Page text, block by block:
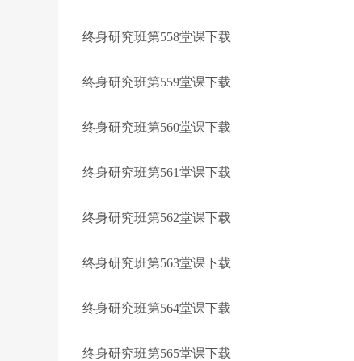
终身研究班第558堂课下载
终身研究班第559堂课下载
终身研究班第560堂课下载
终身研究班第561堂课下载
终身研究班第562堂课下载
终身研究班第563堂课下载
终身研究班第564堂课下载
终身研究班第565堂课下载